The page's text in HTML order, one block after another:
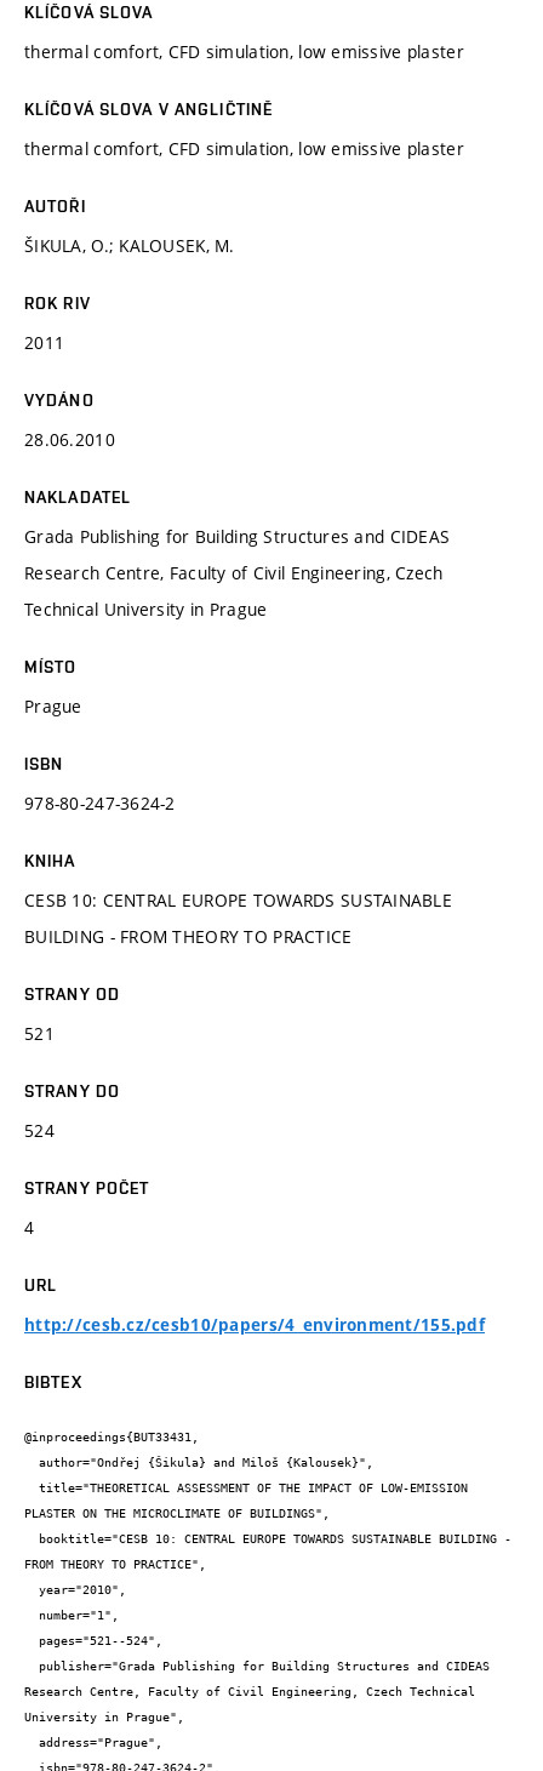
KLÍČOVÁ SLOVA
thermal comfort, CFD simulation, low emissive plaster
KLÍČOVÁ SLOVA V ANGLIČTINĚ
thermal comfort, CFD simulation, low emissive plaster
AUTOŘI
ŠIKULA, O.; KALOUSEK, M.
ROK RIV
2011
VYDÁNO
28.06.2010
NAKLADATEL
Grada Publishing for Building Structures and CIDEAS
Research Centre, Faculty of Civil Engineering, Czech
Technical University in Prague
MÍSTO
Prague
ISBN
978-80-247-3624-2
KNIHA
CESB 10: CENTRAL EUROPE TOWARDS SUSTAINABLE
BUILDING - FROM THEORY TO PRACTICE
STRANY OD
521
STRANY DO
524
STRANY POČET
4
URL
http://cesb.cz/cesb10/papers/4_environment/155.pdf
BIBTEX
@inproceedings{BUT33431,
PLASTER ON THE MICROCLIMATE OF BUILDINGS",
FROM THEORY TO PRACTICE",
Research Centre, Faculty of Civil Engineering, Czech Technical
University in Prague",